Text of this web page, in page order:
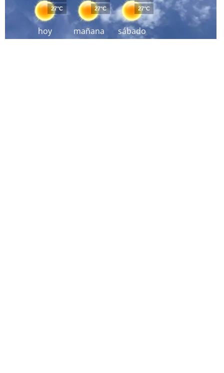
hoy
27°C
mañana
27°C
sábado
27°C